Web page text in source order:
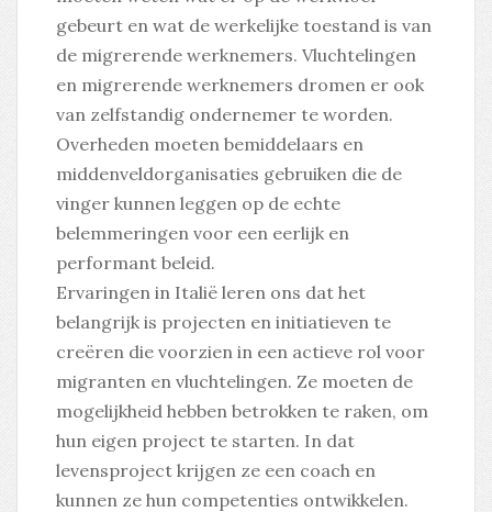
gebeurt en wat de werkelijke toestand is van
de migrerende werknemers. Vluchtelingen
en migrerende werknemers dromen er ook
van zelfstandig ondernemer te worden.
Overheden moeten bemiddelaars en
middenveldorganisaties gebruiken die de
vinger kunnen leggen op de echte
belemmeringen voor een eerlijk en
performant beleid.
Ervaringen in Italië leren ons dat het
belangrijk is projecten en initiatieven te
creëren die voorzien in een actieve rol voor
migranten en vluchtelingen. Ze moeten de
mogelijkheid hebben betrokken te raken, om
hun eigen project te starten. In dat
levensproject krijgen ze een coach en
kunnen ze hun competenties ontwikkelen.